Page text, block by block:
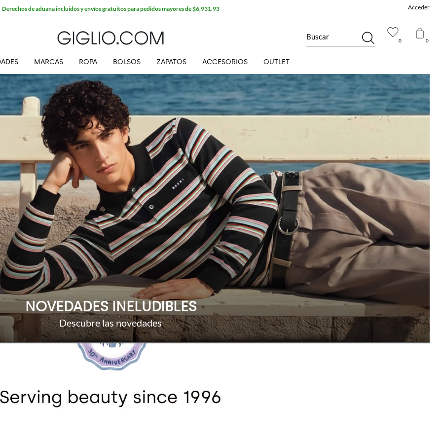
NOVEDADES INELUDIBLES
0 0
Buscar
Acceder
MARCAS ROPA BOLSOS ZAPATOS ACCESORIOS OUTLET